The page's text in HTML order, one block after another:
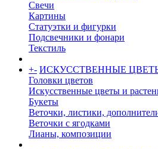
Свечи
Картины
Статуэтки и фигурки
Подсвечники и фонари
Текстиль
+- ИСКУССТВЕННЫЕ
Головки цветов
Искусственные цветы и
Букеты
Веточки, листики,
Веточки с ягодками
Лианы, композиции